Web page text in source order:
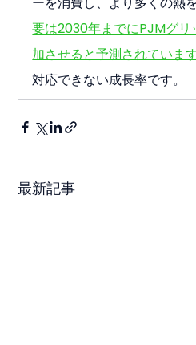
要は2030年までにPJMグリ
加させると予測されていま
対応できない成長率です。
最新記事